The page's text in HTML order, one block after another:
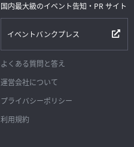
国内最大級のイベント告知・PR サイト
イベントバンクプレス
よくある質問と答え
運営会社について
プライバシーポリシー
利用規約